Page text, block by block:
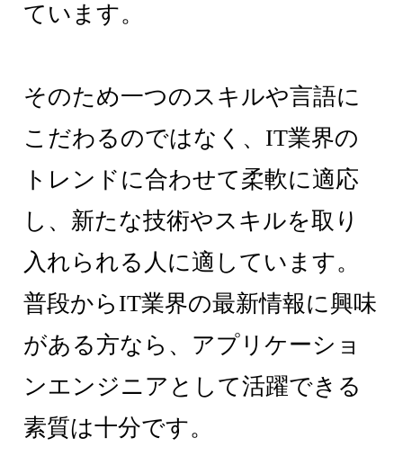
ています。
そのため一つのスキルや言語に
こだわるのではなく、IT業界の
トレンドに合わせて柔軟に適応
し、新たな技術やスキルを取り
入れられる人に適しています。
普段からIT業界の最新情報に興味
がある方なら、アプリケーショ
ンエンジニアとして活躍できる
素質は十分です。